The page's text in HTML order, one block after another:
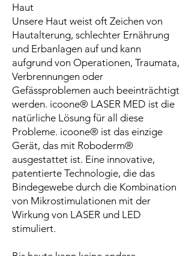
Haut
Unsere Haut weist oft Zeichen von
Hautalterung, schlechter Ernährung
und Erbanlagen auf und kann
aufgrund von Operationen, Traumata,
Verbrennungen oder
Gefässproblemen auch beeinträchtigt
werden. icoone® LASER MED ist die
natürliche Lösung für all diese
Probleme. icoone® ist das einzige
Gerät, das mit Roboderm®
ausgestattet ist. Eine innovative,
patentierte Technologie, die das
Bindegewebe durch die Kombination
von Mikrostimulationen mit der
Wirkung von LASER und LED
stimuliert.